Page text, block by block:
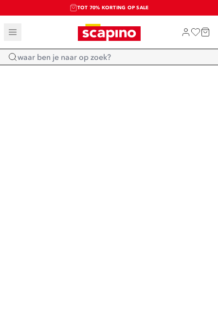
TOT 70% KORTING OP SALE
SALE: LAATSTE KANS!
SHOP NIEUW
Home